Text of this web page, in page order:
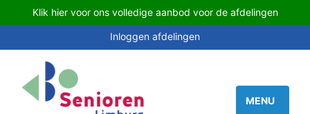
Klik hier voor ons volledige aanbod voor de afdelingen
Inloggen afdelingen